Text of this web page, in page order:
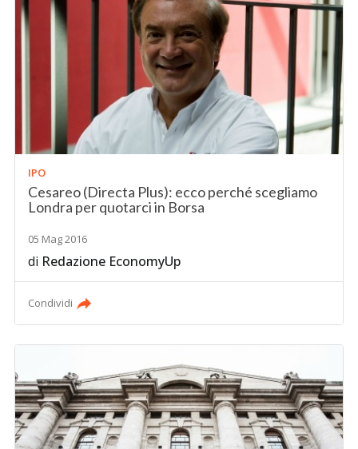
IPO
Cesareo (Directa Plus): ecco perché scegliamo
Londra per quotarci in Borsa
05 Mag 2016
di Redazione EconomyUp
Condividi